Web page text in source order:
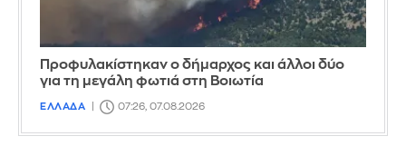
Προφυλακίστηκαν ο δήμαρχος και άλλοι δύο
για τη μεγάλη φωτιά στη Βοιωτία
ΕΛΛΑΔΑ 07:26, 07.08.2026